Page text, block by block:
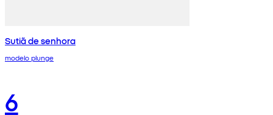
Sutiã de senhora
modelo plunge
6